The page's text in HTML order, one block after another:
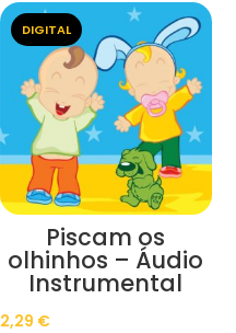
DIGITAL
Piscam os
olhinhos – Áudio
Instrumental
2,29 €